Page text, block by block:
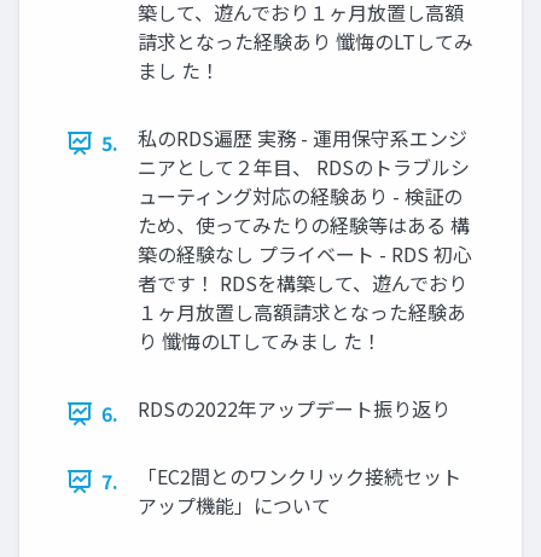
築して、遊んでおり１ヶ月放置し高額
請求となった経験あり 懺悔のLTしてみ
まし た！
5.
私のRDS遍歴 実務 - 運用保守系エンジ
ニアとして２年目、 RDSのトラブルシ
ューティング対応の経験あり - 検証の
ため、使ってみたりの経験等はある 構
築の経験なし プライベート - RDS 初心
者です！ RDSを構築して、遊んでおり
１ヶ月放置し高額請求となった経験あ
り 懺悔のLTしてみまし た！
6. RDSの2022年アップデート振り返り
7.
「EC2間とのワンクリック接続セット
アップ機能」について